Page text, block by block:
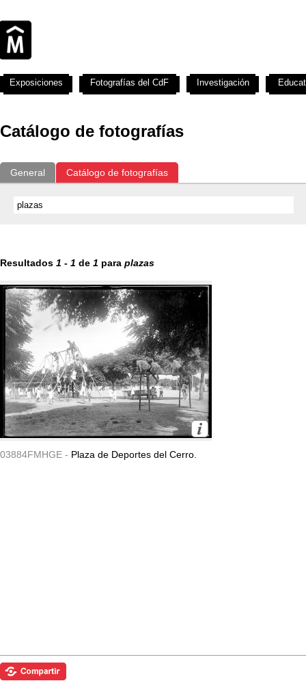
Catálogo de fotografías
General Catálogo de fotografías
Resultados 1 - 1 de 1 para plazas
03884FMHGE - Plaza de Deportes del Cerro.
Exposiciones Fotografías del CdF Investigación